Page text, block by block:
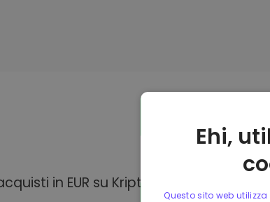
Modalità
in EUR su Kriptomat, hai a tua
Ehi,
Questo sito web